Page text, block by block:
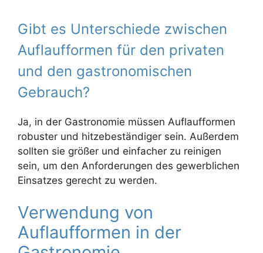
Gibt es Unterschiede zwischen
Auflaufformen für den privaten
und den gastronomischen
Gebrauch?
Ja, in der Gastronomie müssen Auflaufformen
robuster und hitzebeständiger sein. Außerdem
sollten sie größer und einfacher zu reinigen
sein, um den Anforderungen des gewerblichen
Einsatzes gerecht zu werden.
Verwendung von
Auflaufformen in der